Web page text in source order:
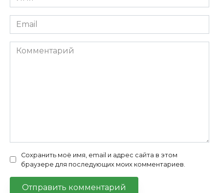
*
Email
*
Комментарий
Сохранить моё имя, email и адрес сайта в этом
браузере для последующих моих комментариев.